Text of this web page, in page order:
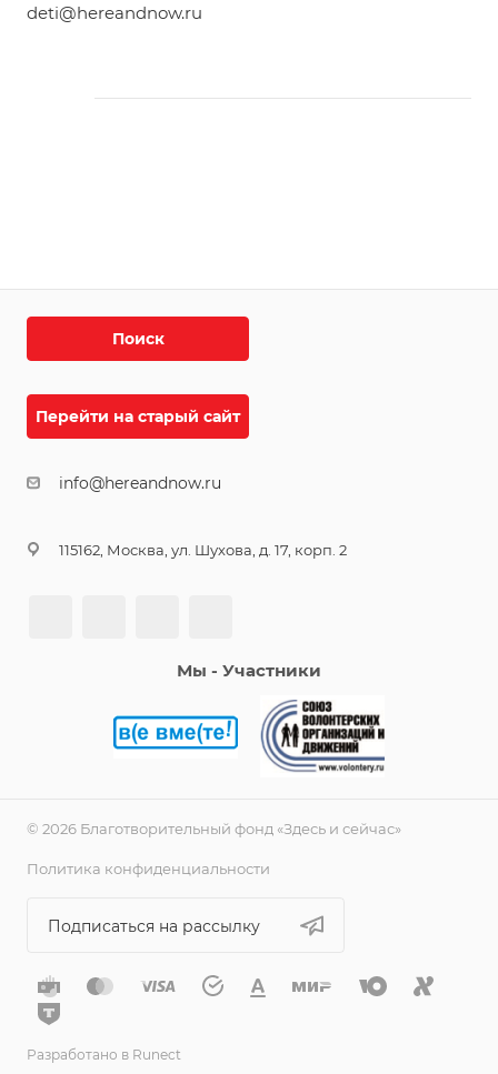
deti@hereandnow.ru
Поиск
Перейти на старый сайт
info@hereandnow.ru
115162, Москва, ул. Шухова, д. 17, корп. 2
Мы - Участники
© 2026 Благотворительный фонд «Здесь и сейчас»
Политика конфиденциальности
Подписаться на рассылку
Разработано в Runect